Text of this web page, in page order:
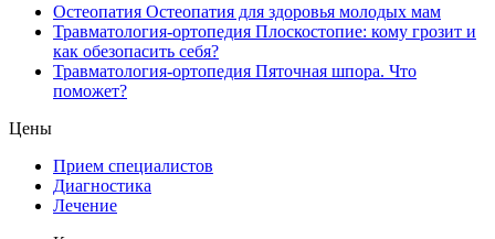
Остеопатия Остеопатия для здоровья молодых мам
Травматология-ортопедия Плоскостопие: кому грозит и
как обезопасить себя?
Травматология-ортопедия Пяточная шпора. Что
поможет?
Цены
Прием специалистов
Диагностика
Лечение